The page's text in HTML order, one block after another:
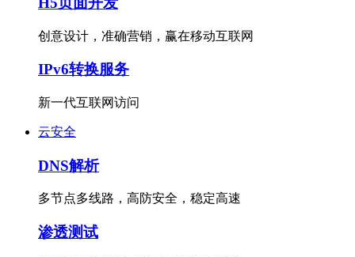
创意设计，准确营销，赢在移动互联网
IPv6转换服务
新一代互联网访问
云安全
DNS解析
多节点多线路，高防安全，稳定高速
渗透测试